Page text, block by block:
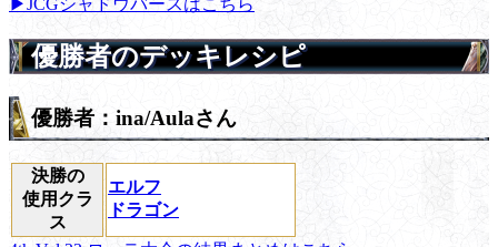
優勝者のデッキレシピ
優勝者：ina/Aulaさん
決勝の
使用クラ
ス
エルフ
ドラゴン